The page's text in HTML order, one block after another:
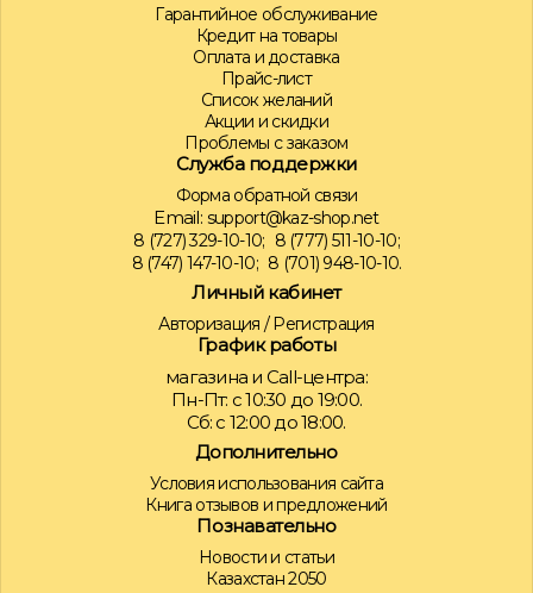
Гарантийное обслуживание
Кредит на товары
Оплата и доставка
Прайс-лист
Список желаний
Акции и скидки
Проблемы с заказом
Служба поддержки
Форма обратной связи
Email: support@kaz-shop.net
8 (727) 329-10-10; 8 (777) 511-10-10;
8 (747) 147-10-10; 8 (701) 948-10-10.
Личный кабинет
Авторизация /Регистрация
График работы
магазина и Call-центра:
Пн-Пт: с 10:30 до 19:00.
Сб: с 12:00 до 18:00.
Дополнительно
Условия использования сайта
Книга отзывов и предложений
Познавательно
Новости и статьи
Казахстан 2050